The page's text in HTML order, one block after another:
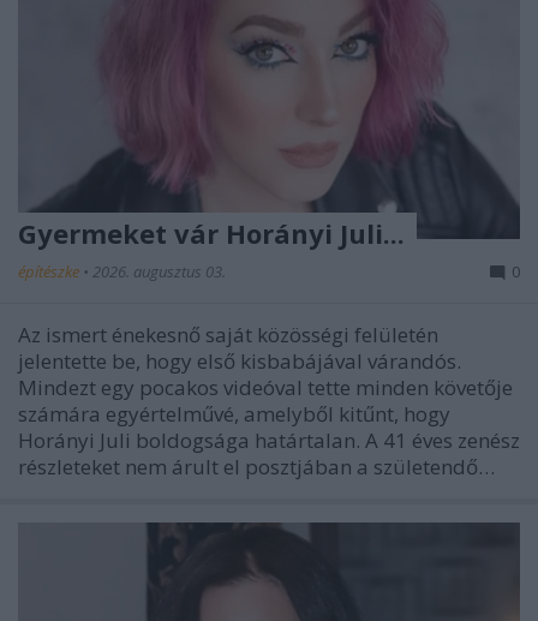
Gyermeket vár Horányi Juli...
építészke • 2026. augusztus 03. 0
Az ismert énekesnő saját közösségi felületén
jelentette be, hogy első kisbabájával várandós.
Mindezt egy pocakos videóval tette minden követője
számára egyértelművé, amelyből kitűnt, hogy
Horányi Juli boldogsága határtalan. A 41 éves zenész
részleteket nem árult el posztjában a születendő…